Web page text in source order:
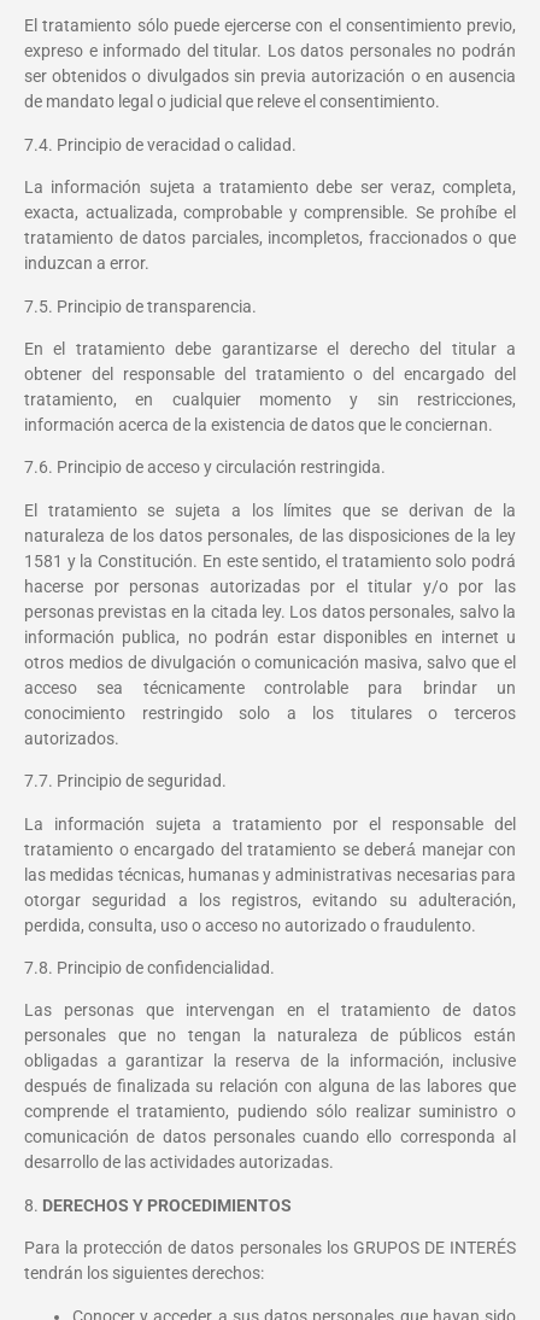
El tratamiento sólo puede ejercerse con el consentimiento previo,
expreso e informado del titular. Los datos personales no podrán
ser obtenidos o divulgados sin previa autorización o en ausencia
de mandato legal o judicial que releve el consentimiento.
7.4. Principio de veracidad o calidad.
La información sujeta a tratamiento debe ser veraz, completa,
exacta, actualizada, comprobable y comprensible. Se prohíbe el
tratamiento de datos parciales, incompletos, fraccionados o que
induzcan a error.
7.5. Principio de transparencia.
En el tratamiento debe garantizarse el derecho del titular a
obtener del responsable del tratamiento o del encargado del
tratamiento, en cualquier momento y sin restricciones,
información acerca de la existencia de datos que le conciernan.
7.6. Principio de acceso y circulación restringida.
El tratamiento se sujeta a los límites que se derivan de la
naturaleza de los datos personales, de las disposiciones de la ley
1581 y la Constitución. En este sentido, el tratamiento solo podrá
hacerse por personas autorizadas por el titular y/o por las
personas previstas en la citada ley. Los datos personales, salvo la
información publica, no podrán estar disponibles en internet u
otros medios de divulgación o comunicación masiva, salvo que el
acceso sea técnicamente controlable para brindar un
conocimiento restringido solo a los titulares o terceros
autorizados.
7.7. Principio de seguridad.
La información sujeta a tratamiento por el responsable del
tratamiento o encargado del tratamiento se deberá́ manejar con
las medidas técnicas, humanas y administrativas necesarias para
otorgar seguridad a los registros, evitando su adulteración,
perdida, consulta, uso o acceso no autorizado o fraudulento.
7.8. Principio de confidencialidad.
Las personas que intervengan en el tratamiento de datos
personales que no tengan la naturaleza de públicos están
obligadas a garantizar la reserva de la información, inclusive
después de finalizada su relación con alguna de las labores que
comprende el tratamiento, pudiendo sólo realizar suministro o
comunicación de datos personales cuando ello corresponda al
desarrollo de las actividades autorizadas.
8. DERECHOS Y PROCEDIMIENTOS
Para la protección de datos personales los GRUPOS DE INTERÉS
tendrán los siguientes derechos:
Conocer y acceder a sus datos personales que hayan sido